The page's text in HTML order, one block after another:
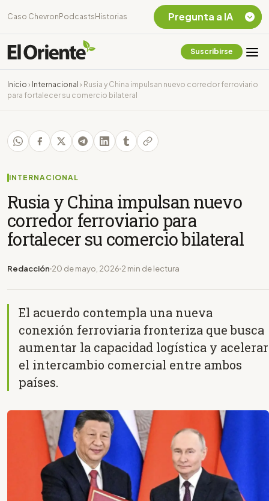
Caso Chevron Podcasts Historias
Suscribirse
Inicio › Internacional › Rusia y China impulsan nuevo corredor ferroviario
para fortalecer su comercio bilateral
INTERNACIONAL
Rusia y China impulsan nuevo
corredor ferroviario para
fortalecer su comercio bilateral
Redacción 20 de mayo, 2026 2 min de lectura
El acuerdo contempla una nueva
conexión ferroviaria fronteriza que busca
aumentar la capacidad logística y acelerar
el intercambio comercial entre ambos
países.
Pregunta a IA
Chevron Ecuador